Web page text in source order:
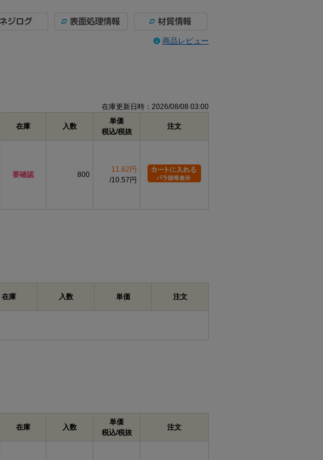
商品レビュー
在庫更新日時：2026/08/08 03:00
在庫 入数
単価
税込/税抜
注文
要確認 800
11.62円
10.57円
在庫 入数 単価 注文
在庫 入数
単価
税込/税抜
注文